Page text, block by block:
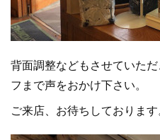
背面調整などもさせていた
フまで声をおかけ下さい。
ご来店、お待ちしております